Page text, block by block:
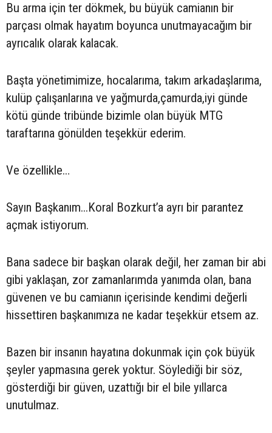
Bu arma için ter dökmek, bu büyük camianın bir
parçası olmak hayatım boyunca unutmayacağım bir
ayrıcalık olarak kalacak.
Başta yönetimimize, hocalarıma, takım arkadaşlarıma,
kulüp çalışanlarına ve yağmurda,çamurda,iyi günde
kötü günde tribünde bizimle olan büyük MTG
taraftarına gönülden teşekkür ederim.
Ve özellikle…
Sayın Başkanım...Koral Bozkurt’a ayrı bir parantez
açmak istiyorum.
Bana sadece bir başkan olarak değil, her zaman bir abi
gibi yaklaşan, zor zamanlarımda yanımda olan, bana
güvenen ve bu camianın içerisinde kendimi değerli
hissettiren başkanımıza ne kadar teşekkür etsem az.
Bazen bir insanın hayatına dokunmak için çok büyük
şeyler yapmasına gerek yoktur. Söylediği bir söz,
gösterdiği bir güven, uzattığı bir el bile yıllarca
unutulmaz.